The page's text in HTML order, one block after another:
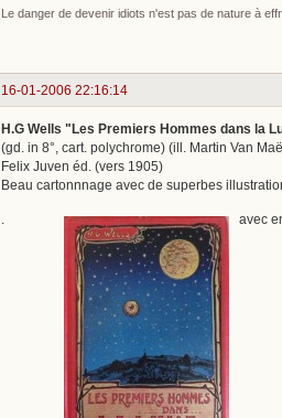
Le danger de devenir idiots n'est pas de nature à
16-01-2006 22:16:14
H.G Wells "Les Premiers Hommes dans la
(gd. in 8°, cart. polychrome) (ill. Martin Van
Felix Juven éd. (vers 1905)
Beau cartonnnage avec de superbes
avec